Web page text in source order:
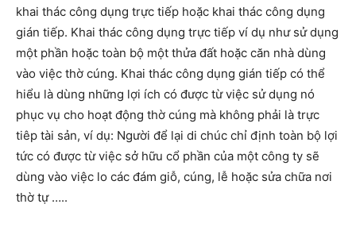
khai thác công dụng trực tiếp hoặc khai thác công dụng
gián tiếp. Khai thác công dụng trực tiếp ví dụ như sử dụng
một phần hoặc toàn bộ một thửa đất hoặc căn nhà dùng
vào việc thờ cúng. Khai thác công dụng gián tiếp có thể
hiểu là dùng những lợi ích có được từ việc sử dụng nó
phục vụ cho hoạt động thờ cúng mà không phải là trực
tiêp tài sản, ví dụ: Người để lại di chúc chỉ định toàn bộ lợi
tức có được từ việc sở hữu cổ phần của một công ty sẽ
dùng vào việc lo các đám giỗ, cúng, lễ hoặc sửa chữa nơi
thờ tự …..